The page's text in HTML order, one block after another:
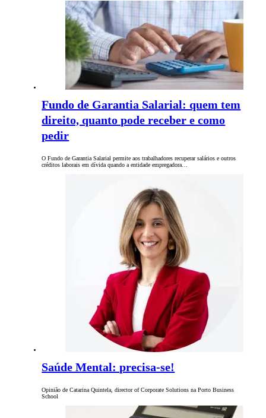
Fundo de Garantia Salarial: quem tem
direito, quanto pode receber e como
pedir
O Fundo de Garantia Salarial permite aos trabalhadores recuperar salários e outros
créditos laborais em dívida quando a entidade empregadora…
Saúde Mental: precisa-se!
Opinião de Catarina Quintela, director of Corporate Solutions na Porto Business
School